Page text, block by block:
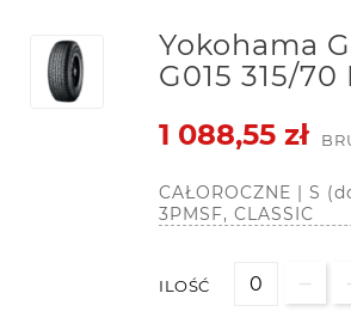
Yokohama
G015 315/70
1 088,55 zł
CAŁOROCZNE | S
3PMSF, CLASSIC
ILOŚĆ